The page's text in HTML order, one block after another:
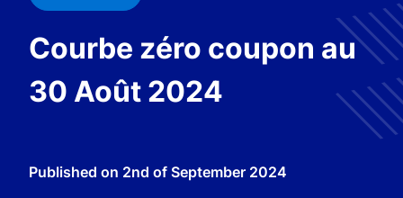
Courbe zéro coupon au
30 Août 2024
Published on 2nd of September 2024